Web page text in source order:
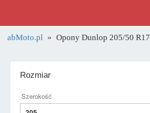
abMoto.pl Opony Dunlop 205/50 R17
Rozmiar
Szerokość